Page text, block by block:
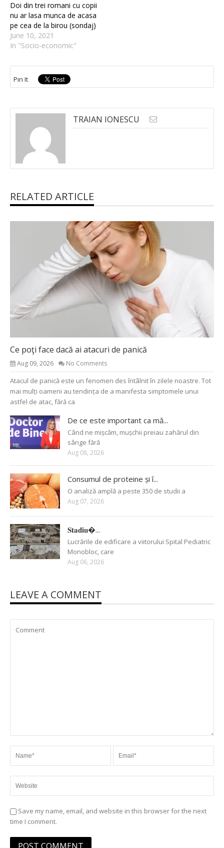
Doi din trei romani cu copii
nu ar lasa munca de acasa
pe cea de la birou (sondaj)
June 10, 2021
In "Socio-economic"
Pin It
TRAIAN IONESCU
RELATED ARTICLE
Ce poţi face dacă ai atacuri de panică
Aug 09, 2026 No Comments
Atacul de panică este un fenomen des întâlnit în zilele noastre. Tot
mai mulți oameni au tendința de a manifesta simptomele unui
astfel de atac, fără ca
De ce este important ca mă...
Când ne mișcăm, mușchii preiau zahărul din
sânge fără
Aug 08, 2026
Consumul de proteine și î...
O analiză amplă a peste 350 de studii a
Aug 07, 2026
𝐒𝐭𝐚𝐝𝐢𝐮�...
Lucrările de edificare a viitorului Spital Pediatric
Monobloc, care
Aug 06, 2026
LEAVE A COMMENT
Save my name, email, and website in this browser for the next
time I comment.